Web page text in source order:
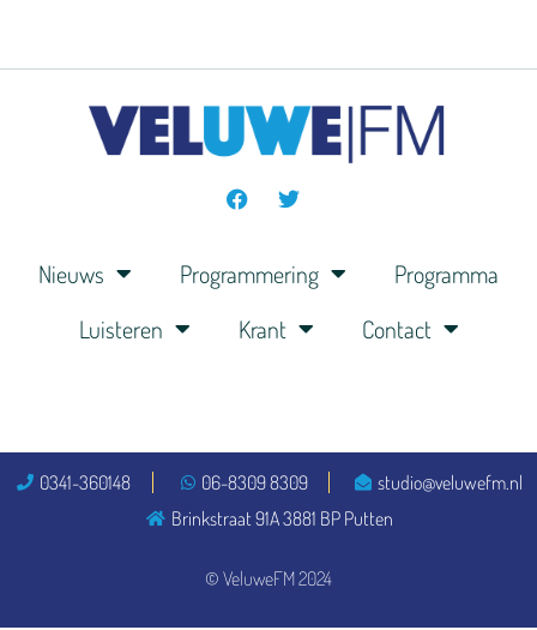
Nieuws Programmering
Programma
Luisteren
Krant Contact
© VeluweFM 2024
0341-360148 06-8309 8309
studio@veluwefm.nl
Brinkstraat 91A 3881 BP Putten